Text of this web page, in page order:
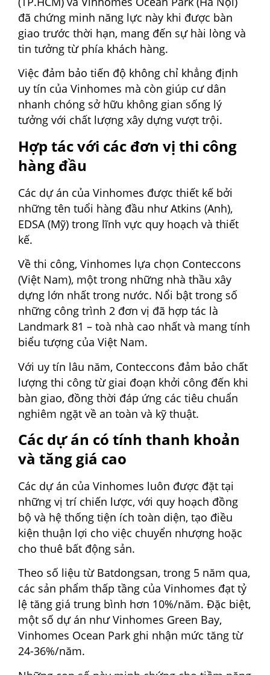
đã chứng minh năng lực này khi được bàn
giao trước thời hạn, mang đến sự hài lòng và
tin tưởng từ phía khách hàng.
Việc đảm bảo tiến độ không chỉ khẳng định
uy tín của Vinhomes mà còn giúp cư dân
nhanh chóng sở hữu không gian sống lý
tưởng với chất lượng xây dựng vượt trội.
Hợp tác với các đơn vị thi công
hàng đầu
Các dự án của Vinhomes được thiết kế bởi
những tên tuổi hàng đầu như Atkins (Anh),
EDSA (Mỹ) trong lĩnh vực quy hoạch và thiết
kế.
Về thi công, Vinhomes lựa chọn Conteccons
(Việt Nam), một trong những nhà thầu xây
dựng lớn nhất trong nước. Nổi bật trong số
những công trình 2 đơn vị đã hợp tác là
Landmark 81 – toà nhà cao nhất và mang tính
biểu tượng của Việt Nam.
Với uy tín lâu năm, Conteccons đảm bảo chất
lượng thi công từ giai đoạn khởi công đến khi
bàn giao, đồng thời đáp ứng các tiêu chuẩn
nghiêm ngặt về an toàn và kỹ thuật.
Các dự án có tính thanh khoản
và tăng giá cao
Các dự án của Vinhomes luôn được đặt tại
những vị trí chiến lược, với quy hoạch đồng
bộ và hệ thống tiện ích toàn diện, tạo điều
kiện thuận lợi cho việc chuyển nhượng hoặc
cho thuê bất động sản.
Theo số liệu từ Batdongsan, trong 5 năm qua,
các sản phẩm thấp tầng của Vinhomes đạt tỷ
lệ tăng giá trung bình hơn 10%/năm. Đặc biệt,
một số dự án như Vinhomes Green Bay,
Vinhomes Ocean Park ghi nhận mức tăng từ
24-36%/năm.